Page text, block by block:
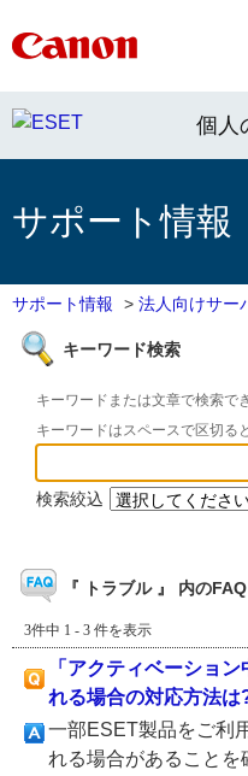
個人
サポート情
サポート情報 > 法人向けサー
キーワード検索
キーワードまたは文章で検索で
キーワードはスペースで区切る
検索絞込
『 トラブル 』 内のFAQ
3件中 1 - 3 件を表示
「アクティベーショ
れる場合の対応方法は
一部ESET製品をご利
れる場合があること